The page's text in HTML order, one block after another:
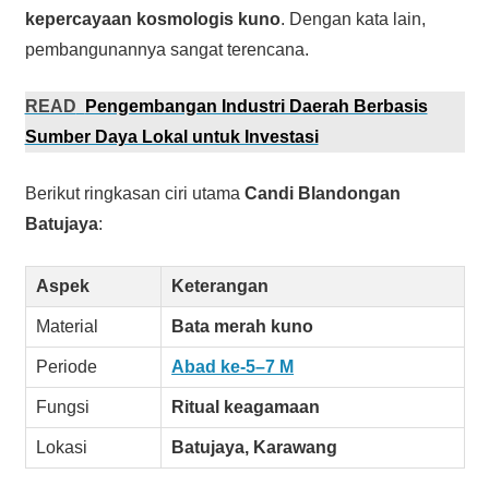
kepercayaan kosmologis kuno. Dengan kata lain,
pembangunannya sangat terencana.
READ
Pengembangan Industri Daerah Berbasis
Sumber Daya Lokal untuk Investasi
Berikut ringkasan ciri utama Candi Blandongan
Batujaya:
Aspek Keterangan
Material Bata merah kuno
Periode Abad ke-5–7 M
Fungsi Ritual keagamaan
Lokasi Batujaya, Karawang